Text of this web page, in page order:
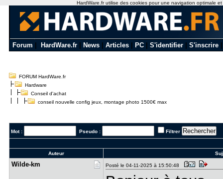
Forum HardWare.fr News Articles PC S'identifier S'inscrire
FORUM HardWare.fr
Hardware
Conseil d'achat
conseil nouvelle config jeux, montage photo 1500€ max
Mot : Pseudo : Filtrer
Auteur
Wilde-km Posté le 04-11-2025 à 15:50:48
HardWare.fr utilise des cookies pour une navigation optimale